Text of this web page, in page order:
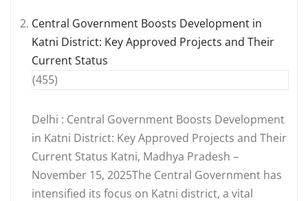
Central Government Boosts Development in
Katni District: Key Approved Projects and Their
Current Status
(455)
Delhi : Central Government Boosts Development
in Katni District: Key Approved Projects and Their
Current Status Katni, Madhya Pradesh –
November 15, 2025The Central Government has
intensified its focus on Katni district, a vital